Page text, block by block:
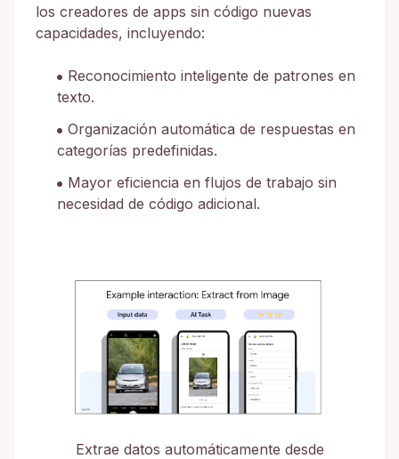
los creadores de apps sin código nuevas
capacidades, incluyendo:
Reconocimiento inteligente de patrones en
texto.
Organización automática de respuestas en
categorías predefinidas.
Mayor eficiencia en flujos de trabajo sin
necesidad de código adicional.
Extrae datos automáticamente desde